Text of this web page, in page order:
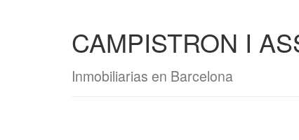
CAMPISTRON I
Inmobiliarias en Barcelona